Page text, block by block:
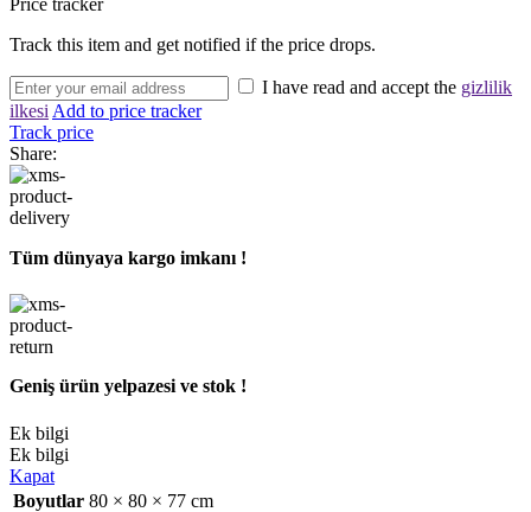
Price tracker
Track this item and get notified if the price drops.
I have read and accept the gizlilik
ilkesiAdd to price tracker
Track price
Share:
Tüm dünyaya kargo imkanı !
Geniş ürün yelpazesi ve stok !
Ek bilgi
Ek bilgi
Kapat
Boyutlar 80 × 80 × 77 cm